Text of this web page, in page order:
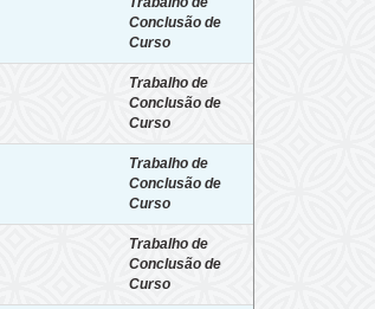
Conclusão de
Curso
Trabalho de
Conclusão de
Curso
Trabalho de
Conclusão de
Curso
Trabalho de
Conclusão de
Curso